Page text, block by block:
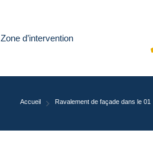
Zone d’intervention
Accueil Ravalement de façade dans le 01